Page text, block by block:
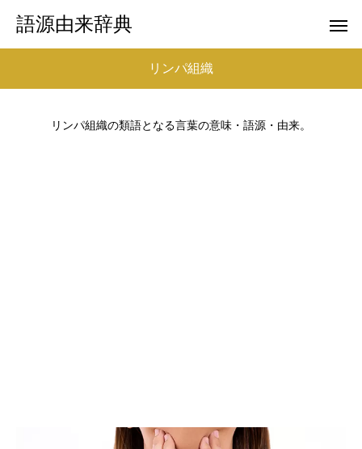
語源由来辞典
リンパ組織
リンパ組織の類語となる言葉の意味・語源・由来。